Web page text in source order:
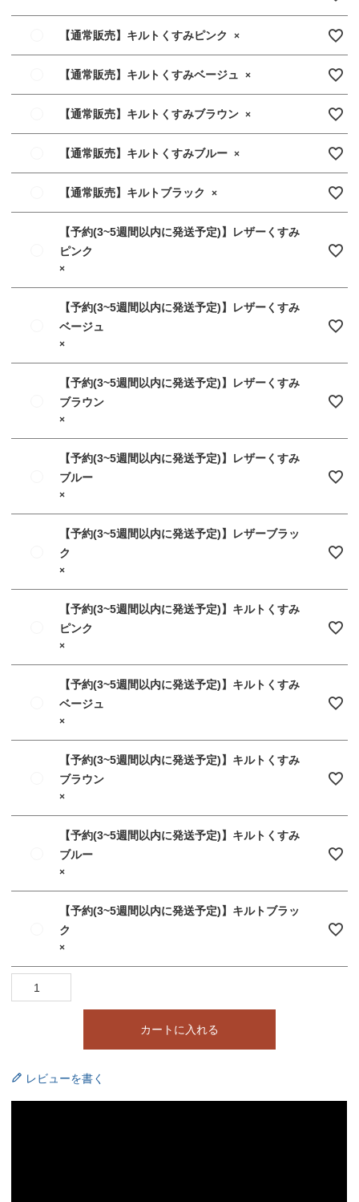
【通常販売】キルトくすみピンク ×
【通常販売】キルトくすみベージュ ×
【通常販売】キルトくすみブラウン ×
【通常販売】キルトくすみブルー ×
【通常販売】キルトブラック ×
【予約(3~5週間以内に発送予定)】レザーくすみ
ピンク
×
【予約(3~5週間以内に発送予定)】レザーくすみ
ベージュ
×
【予約(3~5週間以内に発送予定)】レザーくすみ
ブラウン
×
【予約(3~5週間以内に発送予定)】レザーくすみ
ブルー
×
【予約(3~5週間以内に発送予定)】レザーブラッ
ク
×
【予約(3~5週間以内に発送予定)】キルトくすみ
ピンク
×
【予約(3~5週間以内に発送予定)】キルトくすみ
ベージュ
×
【予約(3~5週間以内に発送予定)】キルトくすみ
ブラウン
×
【予約(3~5週間以内に発送予定)】キルトくすみ
ブルー
×
【予約(3~5週間以内に発送予定)】キルトブラッ
ク
×
カートに入れる
レビューを書く